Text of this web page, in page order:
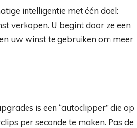
intelligentie met één doel:
verkopen. U begint door ze een
uw winst te gebruiken om meer
is een “autoclipper” die op
per seconde te maken. Pas de